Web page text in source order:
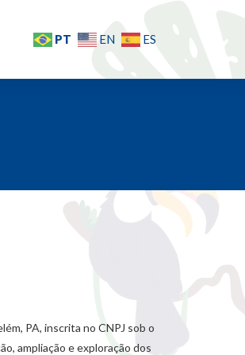
PT EN ES
PA, inscrita no CNPJ sob o
ampliação e exploração dos